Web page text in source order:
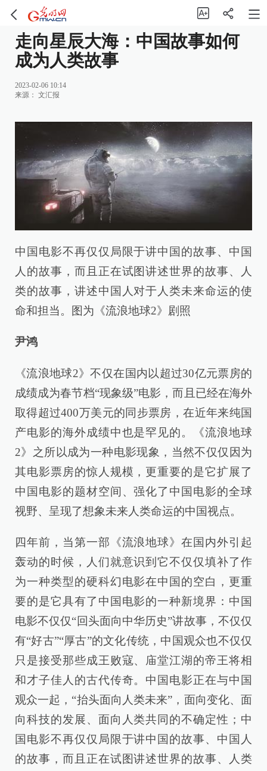
走向星辰大海：中国故事如何
成为人类故事
2023-02-06 10:14
来源： 文汇报
中国电影不再仅仅局限于讲中国的故事、中国
人的故事，而且正在试图讲述世界的故事、人
类的故事，讲述中国人对于人类未来命运的使
命和担当。图为《流浪地球2》剧照
尹鸿
《流浪地球2》不仅在国内以超过30亿元票房的
成绩成为春节档“现象级”电影，而且已经在海外
取得超过400万美元的同步票房，在近年来纯国
产电影的海外成绩中也是罕见的。《流浪地球
2》之所以成为一种电影现象，当然不仅仅因为
其电影票房的惊人规模，更重要的是它扩展了
中国电影的题材空间、强化了中国电影的全球
视野、呈现了想象未来人类命运的中国视点。
四年前，当第一部《流浪地球》在国内外引起
轰动的时候，人们就意识到它不仅仅填补了作
为一种类型的硬科幻电影在中国的空白，更重
要的是它具有了中国电影的一种新境界：中国
电影不仅仅“回头面向中华历史”讲故事，不仅仅
有“好古”“厚古”的文化传统，中国观众也不仅仅
只是接受那些成王败寇、庙堂江湖的帝王将相
和才子佳人的古代传奇。中国电影正在与中国
观众一起，“抬头面向人类未来”，面向变化、面
向科技的发展、面向人类共同的不确定性；中
国电影不再仅仅局限于讲中国的故事、中国人
的故事，而且正在试图讲述世界的故事、人类